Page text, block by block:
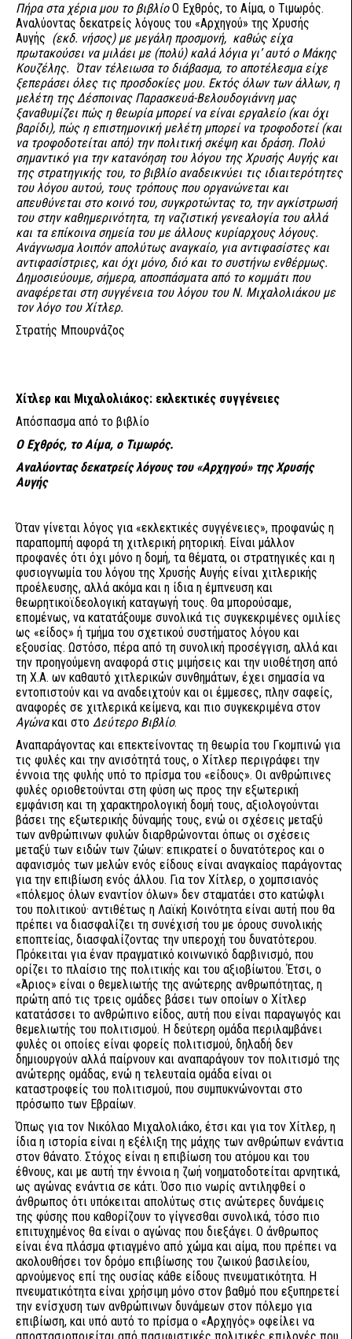
Πήρα στα χέρια μου το βιβλίοΟ Εχθρός, το Αίμα, ο Τιμωρός.
Αναλύοντας δεκατρείς λόγους του «Αρχηγού» της Χρυσής
Αυγής (εκδ. νήσος) με μεγάλη προσμονή, καθώς είχα
πρωτακούσει να μιλάει με (πολύ) καλά λόγια γι’ αυτό ο Μάκης
Κουζέλης. Όταν τέλειωσα το διάβασμα, το αποτέλεσμα είχε
ξεπεράσει όλες τις προσδοκίες μου. Εκτός όλων των άλλων, η
μελέτη της Δέσποινας Παρασκευά-Βελουδογιάννη μας
ξαναθυμίζει πώς η θεωρία μπορεί να είναι εργαλείο (και όχι
βαρίδι), πώς η επιστημονική μελέτη μπορεί να τροφοδοτεί (και
να τροφοδοτείται από) την πολιτική σκέψη και δράση. Πολύ
σημαντικό για την κατανόηση του λόγου της Χρυσής Αυγής και
της στρατηγικής του, το βιβλίο αναδεικνύει τις ιδιαιτερότητες
του λόγου αυτού, τους τρόπους που οργανώνεται και
απευθύνεται στο κοινό του, συγκροτώντας το, την αγκίστρωσή
του στην καθημερινότητα, τη ναζιστική γενεαλογία του αλλά
και τα επίκοινα σημεία του με άλλους κυρίαρχους λόγους.
Ανάγνωσμα λοιπόν απολύτως αναγκαίο, για αντιφασίστες και
αντιφασίστριες, και όχι μόνο, διό και το συστήνω ενθέρμως.
Δημοσιεύουμε, σήμερα, αποσπάσματα από το κομμάτι που
αναφέρεται στη συγγένεια του λόγου του Ν. Μιχαλολιάκου με
τον λόγο του Χίτλερ.
Στρατής Μπουρνάζος
Χίτλερ και Μιχαλολιάκος: εκλεκτικές συγγένειες
Απόσπασμα από το βιβλίο
Ο Εχθρός, το Αίμα, ο Τιμωρός.
Αναλύοντας δεκατρείς λόγους του «Αρχηγού» της Χρυσής
Αυγής
Όταν γίνεται λόγος για «εκλεκτικές συγγένειες», προφανώς η
παραπομπή αφορά τη χιτλερική ρητορική. Είναι μάλλον
προφανές ότι όχι μόνο η δομή, τα θέματα, οι στρατηγικές και η
φυσιογνωμία του λόγου της Χρυσής Αυγής είναι χιτλερικής
προέλευσης, αλλά ακόμα και η ίδια η έμπνευση και
θεωρητικοϊδεολογική καταγωγή τους. Θα μπορούσαμε,
επομένως, να κατατάξουμε συνολικά τις συγκεκριμένες ομιλίες
ως «είδος» ή τμήμα του σχετικού συστήματος λόγου και
εξουσίας. Ωστόσο, πέρα από τη συνολική προσέγγιση, αλλά και
την προηγούμενη αναφορά στις μιμήσεις και την υιοθέτηση από
τη Χ.Α. ων καθαυτό χιτλερικών συνθημάτων, έχει σημασία να
εντοπιστούν και να αναδειχτούν και οι έμμεσες, πλην σαφείς,
αναφορές σε χιτλερικά κείμενα, και πιο συγκεκριμένα στον
Αγώνακαι στο Δεύτερο Βιβλίο.
Αναπαράγοντας και επεκτείνοντας τη θεωρία του Γκομπινώ για
τις φυλές και την ανισότητά τους, ο Χίτλερ περιγράφει την
έννοια της φυλής υπό το πρίσμα του «είδους». Οι ανθρώπινες
φυλές οριοθετούνται στη φύση ως προς την εξωτερική
εμφάνιση και τη χαρακτηρολογική δομή τους, αξιολογούνται
βάσει της εξωτερικής δύναμής τους, ενώ οι σχέσεις μεταξύ
των ανθρώπινων φυλών διαρθρώνονται όπως οι σχέσεις
μεταξύ των ειδών των ζώων: επικρατεί ο δυνατότερος και ο
αφανισμός των μελών ενός είδους είναι αναγκαίος παράγοντας
για την επιβίωση ενός άλλου. Για τον Χίτλερ, ο χομπσιανός
«πόλεμος όλων εναντίον όλων» δεν σταματάει στο κατώφλι
του πολιτικού· αντιθέτως η Λαϊκή Κοινότητα είναι αυτή που θα
πρέπει να διασφαλίζει τη συνέχισή του με όρους συνολικής
εποπτείας, διασφαλίζοντας την υπεροχή του δυνατότερου.
Πρόκειται για έναν πραγματικό κοινωνικό δαρβινισμό, που
ορίζει το πλαίσιο της πολιτικής και του αξιοβίωτου. Έτσι, ο
«Άριος» είναι ο θεμελιωτής της ανώτερης ανθρωπότητας, η
πρώτη από τις τρεις ομάδες βάσει των οποίων ο Χίτλερ
κατατάσσει το ανθρώπινο είδος, αυτή που είναι παραγωγός και
θεμελιωτής του πολιτισμού. Η δεύτερη ομάδα περιλαμβάνει
φυλές οι οποίες είναι φορείς πολιτισμού, δηλαδή δεν
δημιουργούν αλλά παίρνουν και αναπαράγουν τον πολιτισμό της
ανώτερης ομάδας, ενώ η τελευταία ομάδα είναι οι
καταστροφείς του πολιτισμού, που συμπυκνώνονται στο
πρόσωπο των Εβραίων.
Όπως για τον Νικόλαο Μιχαλολιάκο, έτσι και για τον Χίτλερ, η
ίδια η ιστορία είναι η εξέλιξη της μάχης των ανθρώπων ενάντια
στον θάνατο. Στόχος είναι η επιβίωση του ατόμου και του
έθνους, και με αυτή την έννοια η ζωή νοηματοδοτείται αρνητικά,
ως αγώνας ενάντια σε κάτι. Όσο πιο νωρίς αντιληφθεί ο
άνθρωπος ότι υπόκειται απολύτως στις ανώτερες δυνάμεις
της φύσης που καθορίζουν το γίγνεσθαι συνολικά, τόσο πιο
επιτυχημένος θα είναι ο αγώνας που διεξάγει. Ο άνθρωπος
είναι ένα πλάσμα φτιαγμένο από χώμα και αίμα, που πρέπει να
ακολουθήσει τον δρόμο επιβίωσης του ζωικού βασιλείου,
αρνούμενος επί της ουσίας κάθε είδους πνευματικότητα. Η
πνευματικότητα είναι χρήσιμη μόνο στον βαθμό που εξυπηρετεί
την ενίσχυση των ανθρώπινων δυνάμεων στον πόλεμο για
επιβίωση, και υπό αυτό το πρίσμα ο «Αρχηγός» οφείλει να